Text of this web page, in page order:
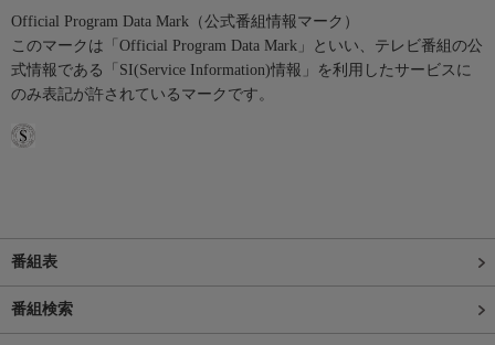
Official Program Data Mark（公式番組情報マーク）
このマークは「Official Program Data Mark」といい、テレビ番組の公
式情報である「SI(Service Information)情報」を利用したサービスに
のみ表記が許されているマークです。
番組表
番組検索